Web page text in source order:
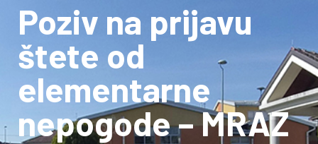
Poziv na prijavu
štete od
elementarne
nepogode – MRAZ